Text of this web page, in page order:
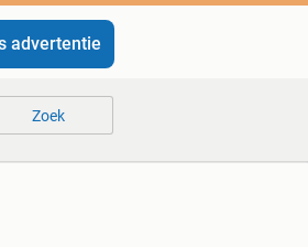
advertentie
Zoek